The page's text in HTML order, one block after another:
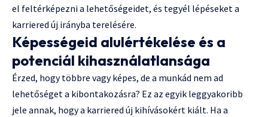
el feltérképezni a lehetőségeidet, és tegyél lépéseket a
karriered új irányba terelésére.
Képességeid alulértékelése és a
potenciál kihasználatlansága
Érzed, hogy többre vagy képes, de a munkád nem ad
lehetőséget a kibontakozásra? Ez az egyik leggyakoribb
jele annak, hogy a karriered új kihívásokért kiált. Ha a